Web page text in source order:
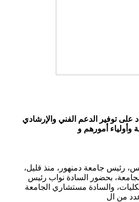
توفير الدعم الفني والإرشادي
وأولياء أمورهم و
رئيس جامعة دمنهور، منذ قليل،
بحضور السادة نواب رئيس
والسادة مستشاري الجامعة
من ال